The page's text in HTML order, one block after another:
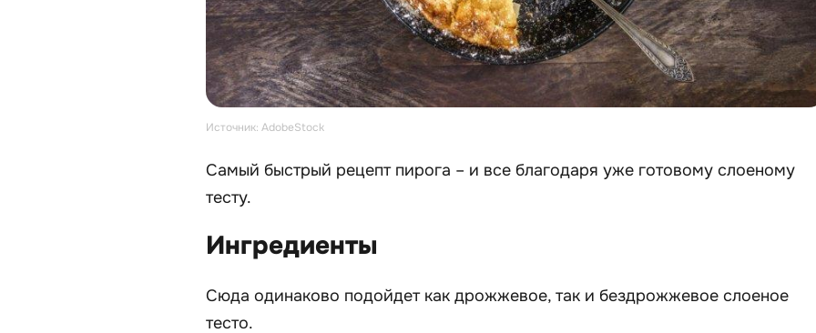
Источник: AdobeStock
Самый быстрый рецепт пирога – и все благодаря уже готовому слоеному
тесту.
Ингредиенты
Сюда одинаково подойдет как дрожжевое, так и бездрожжевое слоеное
тесто.